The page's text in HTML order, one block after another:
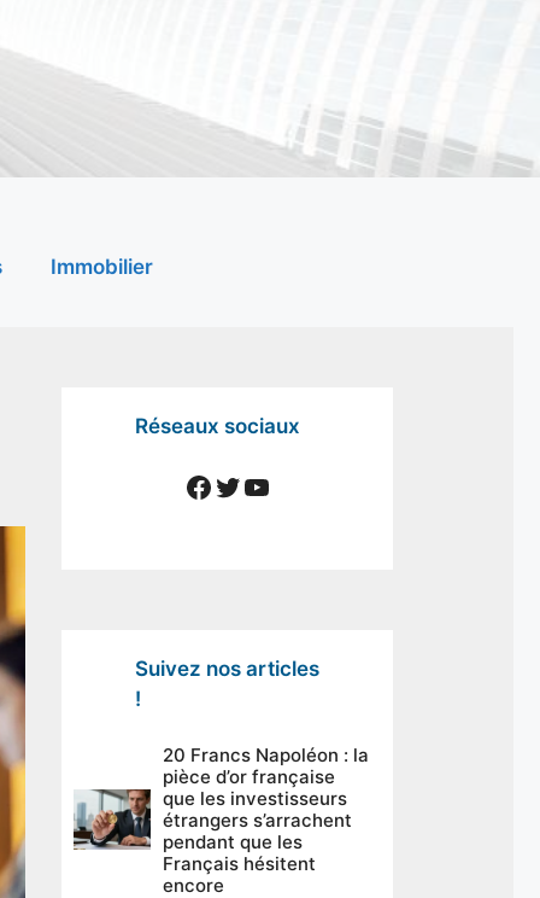
Immobilier
Réseaux sociaux
Facebook
Twitter
YouTube
Suivez nos articles
!
20 Francs Napoléon : la
pièce d’or française
que les investisseurs
étrangers s’arrachent
pendant que les
Français hésitent
encore